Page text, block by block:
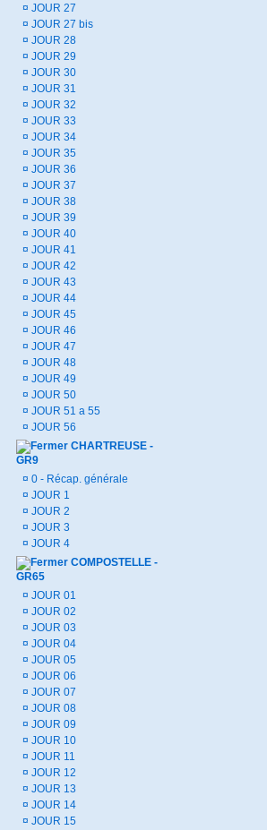
¤ JOUR 27
¤ JOUR 27 bis
¤ JOUR 28
¤ JOUR 29
¤ JOUR 30
¤ JOUR 31
¤ JOUR 32
¤ JOUR 33
¤ JOUR 34
¤ JOUR 35
¤ JOUR 36
¤ JOUR 37
¤ JOUR 38
¤ JOUR 39
¤ JOUR 40
¤ JOUR 41
¤ JOUR 42
¤ JOUR 43
¤ JOUR 44
¤ JOUR 45
¤ JOUR 46
¤ JOUR 47
¤ JOUR 48
¤ JOUR 49
¤ JOUR 50
¤ JOUR 51 a 55
¤ JOUR 56
CHARTREUSE -
GR9
¤ 0 - Récap. générale
¤ JOUR 1
¤ JOUR 2
¤ JOUR 3
¤ JOUR 4
COMPOSTELLE -
GR65
¤ JOUR 01
¤ JOUR 02
¤ JOUR 03
¤ JOUR 04
¤ JOUR 05
¤ JOUR 06
¤ JOUR 07
¤ JOUR 08
¤ JOUR 09
¤ JOUR 10
¤ JOUR 11
¤ JOUR 12
¤ JOUR 13
¤ JOUR 14
¤ JOUR 15